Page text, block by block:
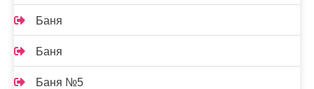
Баня
Баня
Баня №5